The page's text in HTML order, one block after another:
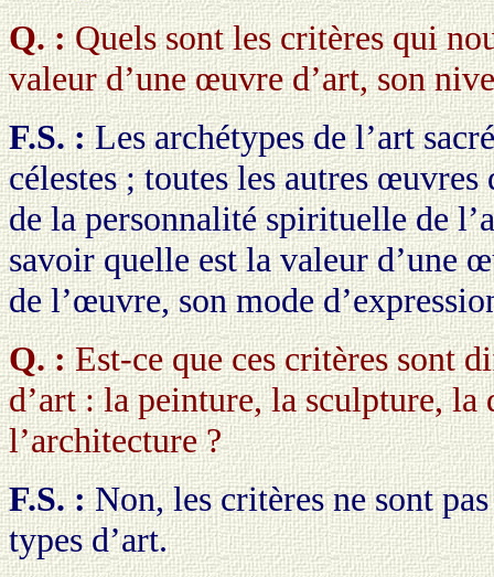
Q. :Quels sont les critères qui
valeur d’une œuvre d’art, son
F.S. :Les archétypes de l’art
célestes ; toutes les autres
de la personnalité spirituelle de
savoir quelle est la valeur d’une
de l’œuvre, son mode
Q. :Est-ce que ces critères sont
d’art : la peinture, la sculpture, la
l’architecture ?
F.S. :Non, les critères ne sont
types d’art.